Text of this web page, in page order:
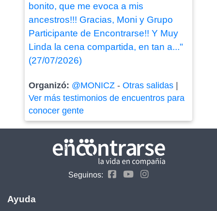
bonito, que me evoca a mis
ancestros!!! Gracias, Moni y Grupo
Participante de Encontrarse!! Y Muy
Linda la cena compartida, en tan a..."
(27/07/2026)
Organizó: @MONICZ- Otras salidas|
Ver más testimonios de encuentros para
conocer gente
Seguinos:
Ayuda